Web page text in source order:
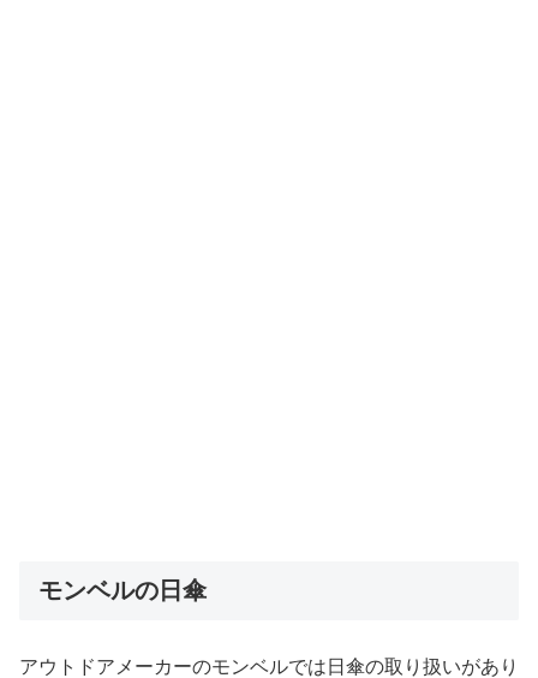
モンベルの日傘
アウトドアメーカーのモンベルでは日傘の取り扱いがあり